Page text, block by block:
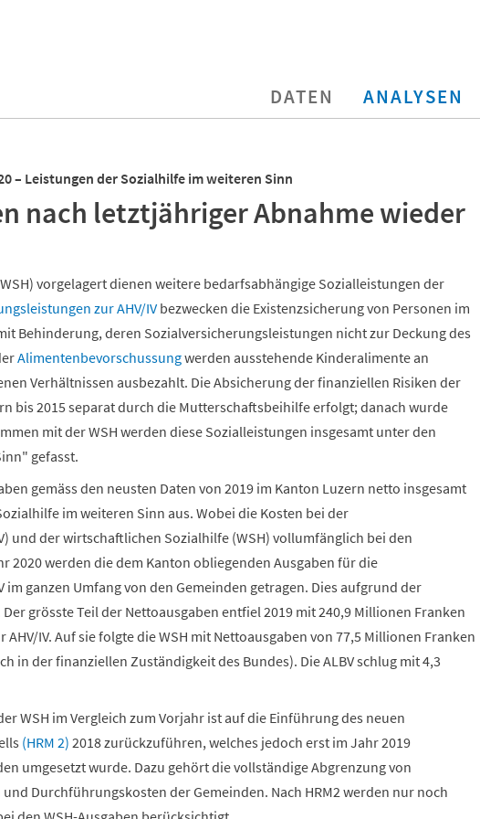
DATEN ANALYSEN
– Leistungen der Sozialhilfe im weiteren Sinn
nach letztjähriger Abnahme wieder
vorgelagert dienen weitere bedarfsabhängige Sozialleistungen der
zur AHV/IV bezwecken die Existenzsicherung von Personen im
Behinderung, deren Sozialversicherungsleistungen nicht zur Deckung des
Alimentenbevorschussungwerden ausstehende Kinderalimente an
Verhältnissen ausbezahlt. Die Absicherung der finanziellen Risiken der
bis 2015 separat durch die Mutterschaftsbeihilfe erfolgt; danach wurde
mit der WSH werden diese Sozialleistungen insgesamt unter den
gefasst.
gemäss den neusten Daten von 2019 im Kanton Luzern netto insgesamt
im weiteren Sinn aus. Wobei die Kosten bei der
und der wirtschaftlichen Sozialhilfe (WSH) vollumfänglich bei den
2020 werden die dem Kanton obliegenden Ausgaben für die
im ganzen Umfang von den Gemeinden getragen. Dies aufgrund der
Der grösste Teil der Nettoausgaben entfiel 2019 mit 240,9 Millionen Franken
IV. Auf sie folgte die WSH mit Nettoausgaben von 77,5 Millionen Franken
in der finanziellen Zuständigkeit des Bundes). Die ALBV schlug mit 4,3
WSH im Vergleich zum Vorjahr ist auf die Einführung des neuen
(HRM 2) 2018 zurückzuführen, welches jedoch erst im Jahr 2019
umgesetzt wurde. Dazu gehört die vollständige Abgrenzung von
Durchführungskosten der Gemeinden. Nach HRM2 werden nur noch